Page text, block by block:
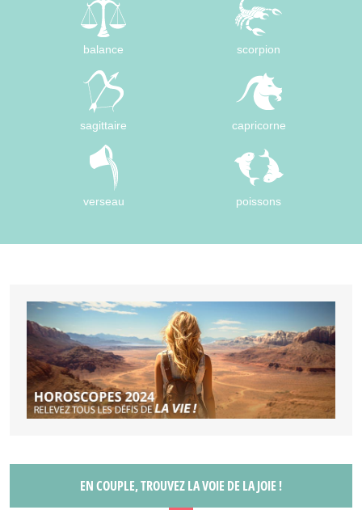
balance scorpion
sagittaire capricorne
verseau poissons
EN COUPLE, TROUVEZ LA VOIE DE LA JOIE !